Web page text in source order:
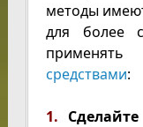
методы
для более
средствами:
1. Сделайте